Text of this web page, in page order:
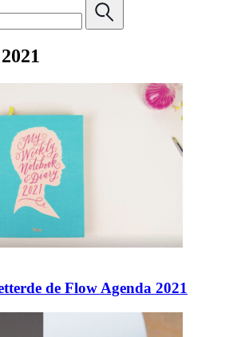
de Flow Agenda 2021